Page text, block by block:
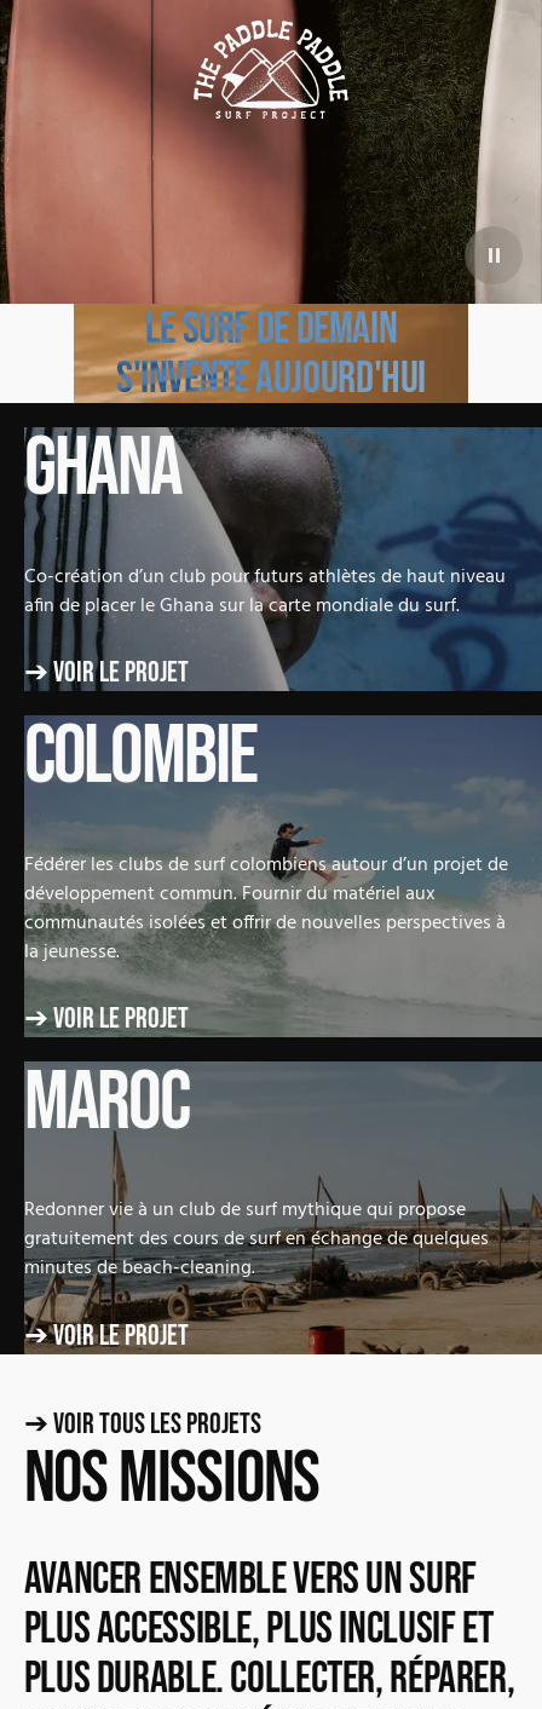
Le surf de demain
s'invente aujourd'hui
GHANA
Co-création d’un club pour futurs athlètes de haut niveau
afin de placer le Ghana sur la carte mondiale du surf.
➔ Voir le projet
COLOMBIE
Fédérer les clubs de surf colombiens autour d’un projet de
développement commun. Fournir du matériel aux
communautés isolées et offrir de nouvelles perspectives à
la jeunesse.
➔ Voir le projet
MAROC
Redonner vie à un club de surf mythique qui propose
gratuitement des cours de surf en échange de quelques
minutes de beach-cleaning.
➔ Voir le projet
➔ Voir tous les projets
Nos missions
Avancer ensemble vers un surf
plus accessible, plus inclusif et
plus durable. Collecter, réparer,